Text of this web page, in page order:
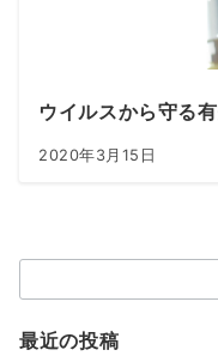
ウイルスから守る
2020年3月15日
索：
最近の投稿